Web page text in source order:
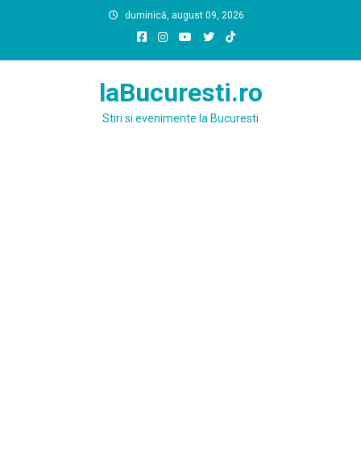
duminică, august 09, 2026
laBucuresti.ro
Stiri si evenimente la Bucuresti